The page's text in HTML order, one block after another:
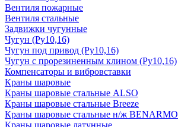
Вентиля пожарные
Вентиля стальные
Задвижки чугунные
Чугун (Ру10,16)
Чугун под привод (Ру10,16)
Чугун с прорезиненным клином (Ру10,16)
Компенсаторы и вибровставки
Краны шаровые
Краны шаровые стальные ALSO
Краны шаровые стальные Breeze
Краны шаровые стальные н/ж BENARMO
Краны шаровые латунные